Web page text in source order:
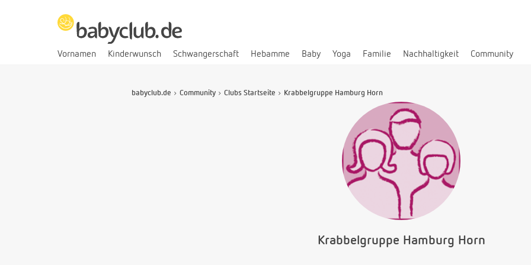
Vornamen Kinderwunsch Schwangerschaft Hebamme Baby Yoga Familie Nachhaltigkeit Community
babyclub.de Community Clubs Startseite Krabbelgruppe Hamburg Horn
Krabbelgruppe Hamburg Horn